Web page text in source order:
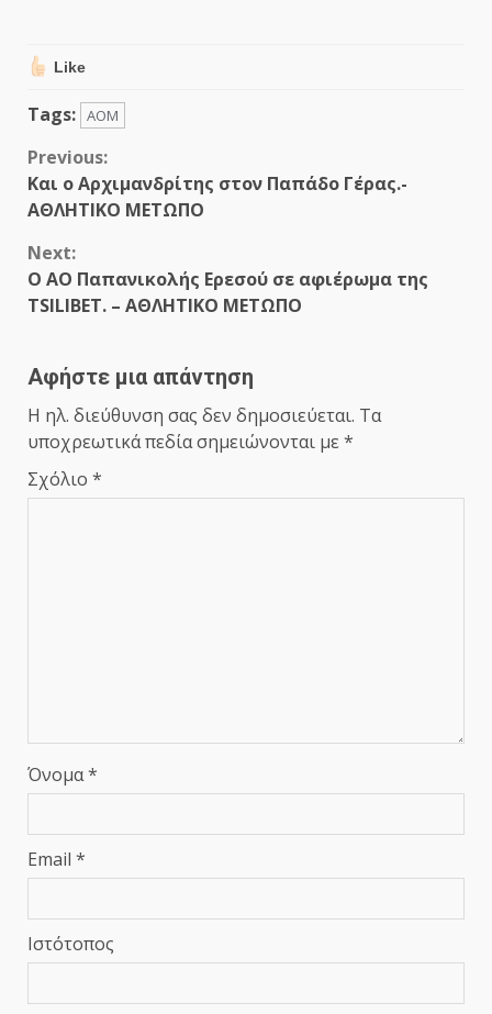
Like
Tags: ΑΟΜ
Continue
Reading
Previous:
Και ο Αρχιμανδρίτης στον Παπάδο Γέρας.-
ΑΘΛΗΤΙΚΟ ΜΕΤΩΠΟ
Next:
Ο ΑΟ Παπανικολής Ερεσού σε αφιέρωμα της
TSILIBET. – ΑΘΛΗΤΙΚΟ ΜΕΤΩΠΟ
Αφήστε μια απάντηση
Η ηλ. διεύθυνση σας δεν δημοσιεύεται. Τα
υποχρεωτικά πεδία σημειώνονται με *
Σχόλιο *
Όνομα*
Email *
Ιστότοπος